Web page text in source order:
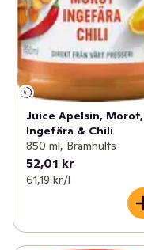
Juice Apelsin, Morot,
Ingefära & Chili
850 ml, Brämhults
52,01 kr
61,19 kr /l